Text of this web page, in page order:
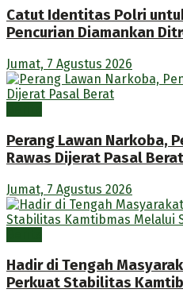
Catut Identitas Polri
Pencurian Diamankan
Jumat, 7 Agustus 2026
Perang Lawan Narkoba,
Rawas Dijerat Pasal Berat
Jumat, 7 Agustus 2026
Hadir di Tengah
Perkuat Stabilitas